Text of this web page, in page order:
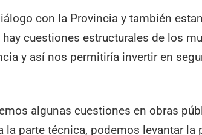
con la Provincia y también
cuestiones estructurales de los
y así nos permitiría invertir en
algunas cuestiones en obras
la parte técnica, podemos levantar la